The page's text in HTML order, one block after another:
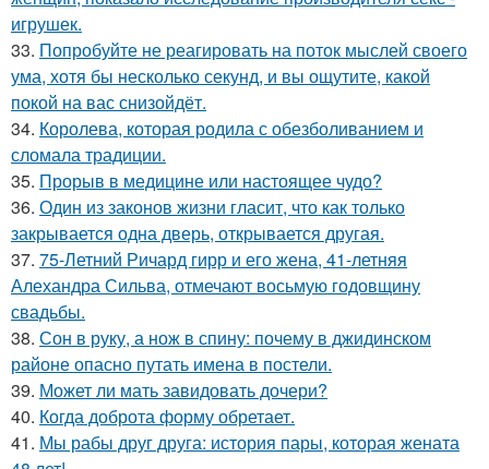
игрушек.
33. Попробуйте не реагировать на поток мыслей своего
ума, хотя бы несколько секунд, и вы ощутите, какой
покой на вас снизойдёт.
34. Королева, которая родила с обезболиванием и
сломала традиции.
35. Прорыв в медицине или настоящее чудо?
36. Один из законов жизни гласит, что как только
закрывается одна дверь, открывается другая.
37. 75-Летний Ричард гирр и его жена, 41-летняя
Алехандра Сильва, отмечают восьмую годовщину
свадьбы.
38. Сон в руку, а нож в спину: почему в джидинском
районе опасно путать имена в постели.
39. Может ли мать завидовать дочери?
40. Когда доброта форму обретает.
41. Мы рабы друг друга: история пары, которая жената